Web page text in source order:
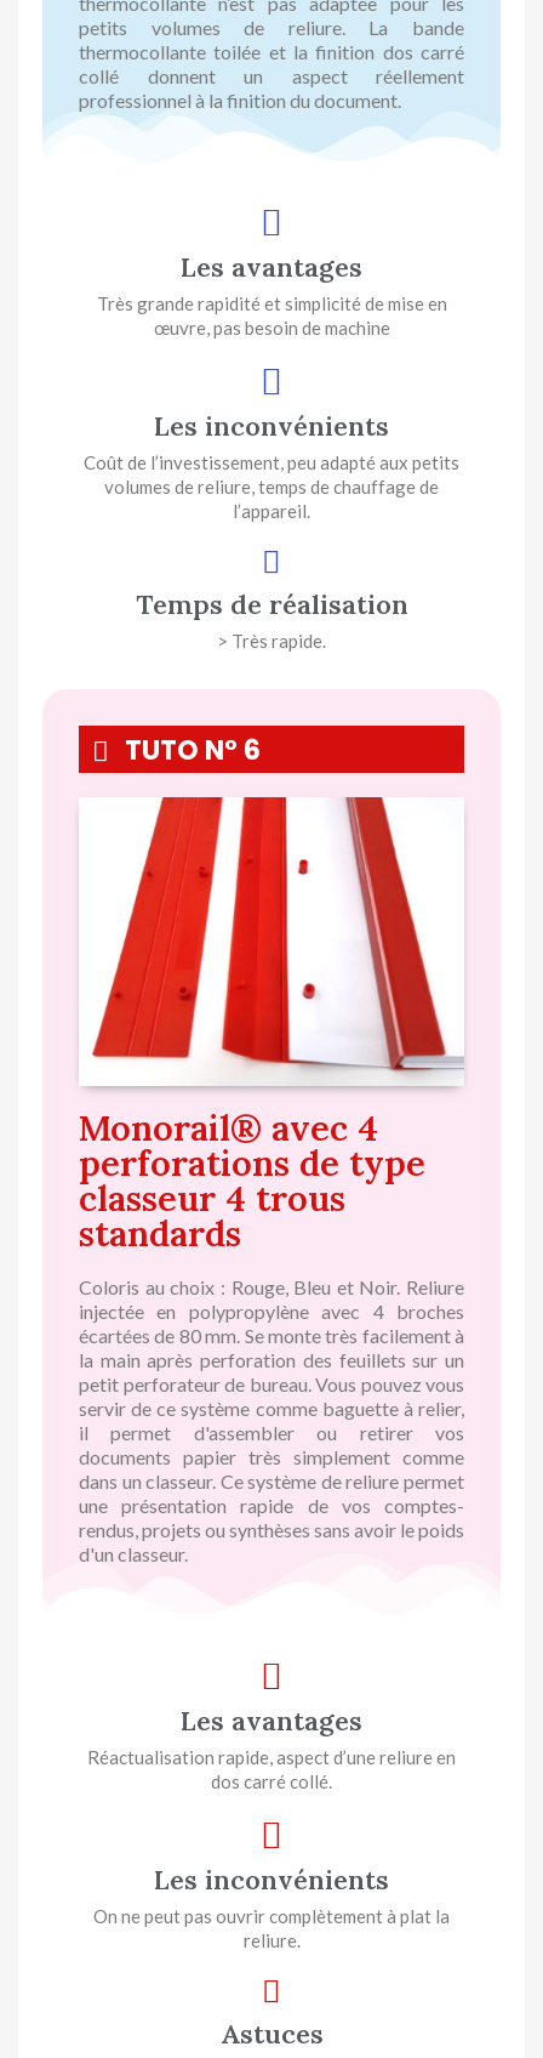
petits volumes de reliure. La bande
thermocollante toilée et la finition dos carré
collé donnent un aspect réellement
professionnel à la finition du document.
Les avantages
Très grande rapidité et simplicité de mise en
œuvre, pas besoin de machine
Les inconvénients
Coût de l’investissement, peu adapté aux petits
volumes de reliure, temps de chauffage de
l’appareil.
Temps de réalisation
> Très rapide.
TUTO N° 6
Monorail® avec 4
perforations de type
classeur 4 trous
standards
Coloris au choix : Rouge, Bleu et Noir. Reliure
injectée en polypropylène avec 4 broches
écartées de 80 mm. Se monte très facilement à
la main après perforation des feuillets sur un
petit perforateur de bureau. Vous pouvez vous
servir de ce système comme baguette à relier,
il permet d'assembler ou retirer vos
documents papier très simplement comme
dans un classeur. Ce système de reliure permet
une présentation rapide de vos comptes-
rendus, projets ou synthèses sans avoir le poids
d'un classeur.
Les avantages
Réactualisation rapide, aspect d’une reliure en
dos carré collé.
Les inconvénients
On ne peut pas ouvrir complètement à plat la
reliure.
Astuces